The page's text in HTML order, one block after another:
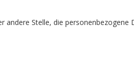
andere Stelle, die